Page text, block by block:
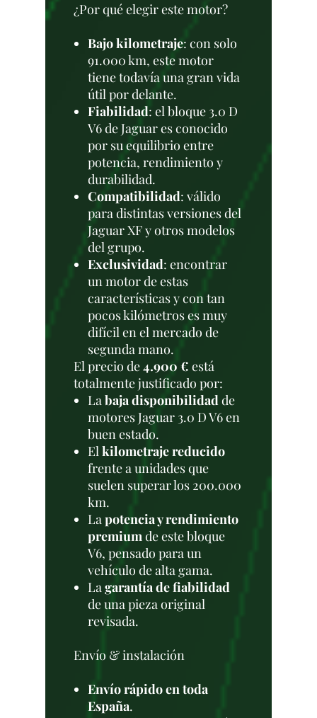
¿Por qué elegir este motor?
Bajo kilometraje: con solo
91.000 km, este motor
tiene todavía una gran vida
útil por delante.
Fiabilidad: el bloque 3.0 D
V6 de Jaguar es conocido
por su equilibrio entre
potencia, rendimiento y
durabilidad.
Compatibilidad: válido
para distintas versiones del
Jaguar XF y otros modelos
del grupo.
Exclusividad: encontrar
un motor de estas
características y con tan
pocos kilómetros es muy
difícil en el mercado de
segunda mano.
El precio de4.900 € está
totalmente justificado por:
Labaja disponibilidadde
motores Jaguar 3.0 D V6 en
buen estado.
Elkilometraje reducido
frente a unidades que
suelen superar los 200.000
km.
Lapotencia y rendimiento
premiumde este bloque
V6, pensado para un
vehículo de alta gama.
Lagarantía de fiabilidad
de una pieza original
revisada.
Envío & instalación
Envío rápido en toda
España.